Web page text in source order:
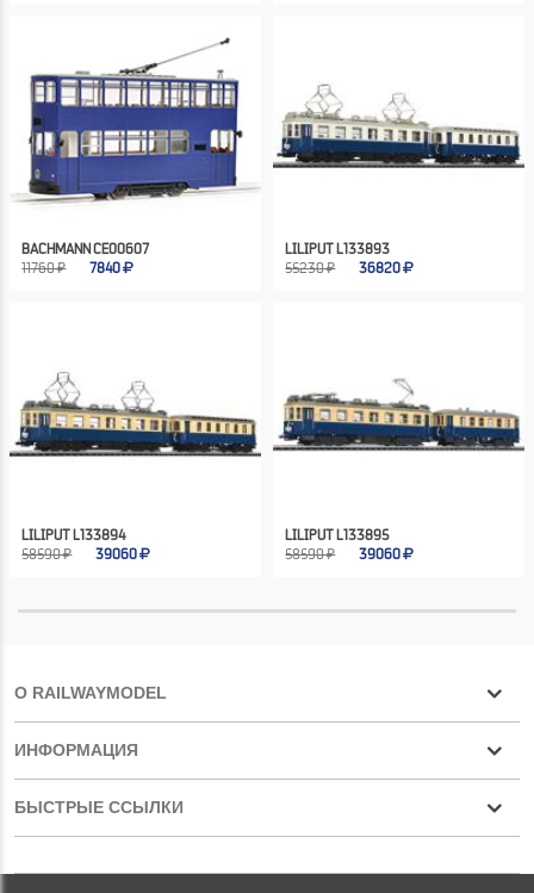
BACHMANN CE00607
11760 ₽
7840
LILIPUT L133893
55230 ₽
36820
LILIPUT L133894
58590 ₽
39060
LILIPUT L133895
58590 ₽
39060
О RAILWAYMODEL
ИНФОРМАЦИЯ
БЫСТРЫЕ ССЫЛКИ